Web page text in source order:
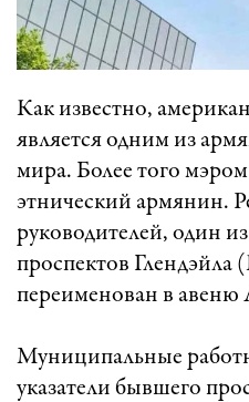
Как известно,
является одним из
мира. Более того мэром
этнический армянин.
руководителей, один
проспектов
переименован в авеню
Муниципальные
указатели бывшего